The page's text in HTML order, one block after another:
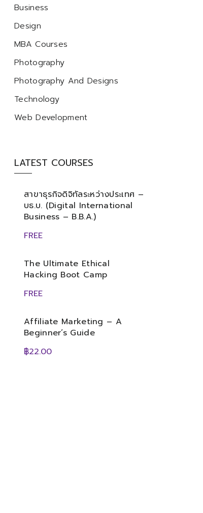
Business
Design
MBA Courses
Photography
Photography And Designs
Technology
Web Development
LATEST COURSES
สาขาธุรกิจดิจิทัลระหว่างประเทศ –
บธ.บ. (Digital International
Business – B.B.A.)
FREE
The Ultimate Ethical
Hacking Boot Camp
FREE
Affiliate Marketing – A
Beginner’s Guide
฿22.00